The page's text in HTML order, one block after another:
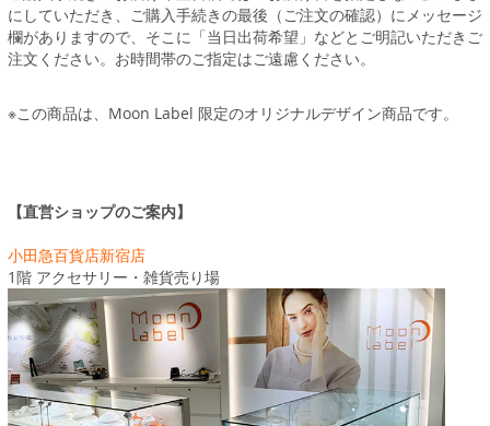
にしていただき、ご購入手続きの最後（ご注文の確認）にメッセージ
欄がありますので、そこに「当日出荷希望」などとご明記いただきご
注文ください。お時間帯のご指定はご遠慮ください。
※この商品は、Moon Label 限定のオリジナルデザイン商品です。
【直営ショップのご案内】
小田急百貨店新宿店
1階 アクセサリー・雑貨売り場